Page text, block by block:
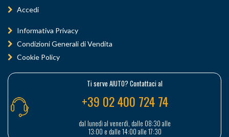
Accedi
Informativa Privacy
Condizioni Generali di Vendita
Cookie Policy
Ti serve AIUTO? Contattaci al
+39 02 400 724 74
dal lunedì al venerdì, dalle 08:30 alle
13:00 e dalle 14:00 alle 17:30